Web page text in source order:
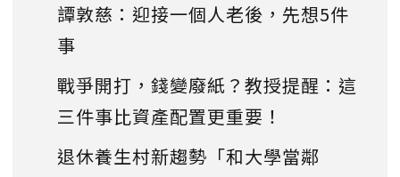
譚敦慈：迎接一個人老後，先想5件
事
戰爭開打，錢變廢紙？教授提醒：這
三件事比資產配置更重要！
退休養生村新趨勢「和大學當鄰